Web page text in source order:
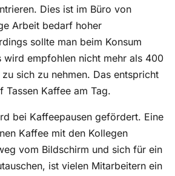
Dies ist im Büro von
Arbeit bedarf hoher
sollte man beim Konsum
wird empfohlen nicht mehr als 400
sich zu nehmen. Das entspricht
Tassen Kaffee am Tag.
bei Kaffeepausen gefördert. Eine
Kaffee mit den Kollegen
vom Bildschirm und sich für ein
ist vielen Mitarbeitern ein